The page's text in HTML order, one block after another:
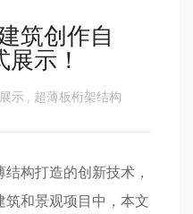
筑创作自
示！
示 超薄板桁架结构
构打造的创新技术，
和景观项目中，本文